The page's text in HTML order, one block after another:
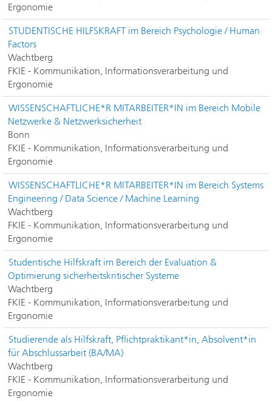
Ergonomie
STUDENTISCHE HILFSKRAFT im Bereich Psychologie / Human
Factors
Wachtberg
FKIE - Kommunikation, Informationsverarbeitung und
Ergonomie
WISSENSCHAFTLICHE*R MITARBEITER*IN im Bereich Mobile
Netzwerke & Netzwerksicherheit
Bonn
FKIE - Kommunikation, Informationsverarbeitung und
Ergonomie
WISSENSCHAFTLICHE*R MITARBEITER*IN im Bereich Systems
Engineering / Data Science / Machine Learning
Wachtberg
FKIE - Kommunikation, Informationsverarbeitung und
Ergonomie
Studentische Hilfskraft im Bereich der Evaluation &
Optimierung sicherheitskritischer Systeme
Wachtberg
FKIE - Kommunikation, Informationsverarbeitung und
Ergonomie
Studierende als Hilfskraft, Pflichtpraktikant*in, Absolvent*in
für Abschlussarbeit (BA/MA)
Wachtberg
FKIE - Kommunikation, Informationsverarbeitung und
Ergonomie